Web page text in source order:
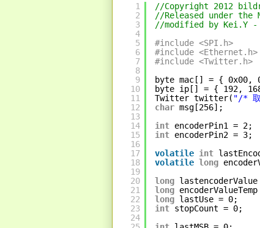
1
2
3
4
5
6
7
8
9
10
11
12
13
14
15
16
17
18
19
20
21
22
23
24
//Copyright 2012
//Released under the
//modified by Kei.Y
#include <SPI.h>
#include <Ethernet.h>
#include <Twitter.h>
byte mac[] = { 0x00,
byte ip[] = { 192,
Twitter twitter( "/* 取
char msg[256];
int encoderPin1 = 2;
int encoderPin2 = 3;
volatile int
volatile long
long
long
long lastUse = 0;
int stopCount = 0;